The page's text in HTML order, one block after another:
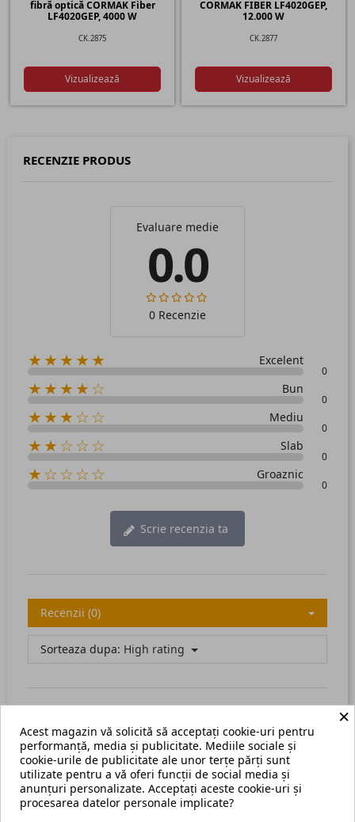
fibră optică CORMAK Fiber
LF4020GEP, 4000 W
CK.2875
Vizualizează
CORMAK FIBER LF4020GEP,
12.000 W
CK.2877
Vizualizează
RECENZIE PRODUS
Evaluare medie
0.0
0 Recenzie
★★★★★ Excelent
0
★★★★☆ Bun
0
★★★☆☆ Mediu
0
★★☆☆☆ Slab
0
★☆☆☆☆ Groaznic
0
Scrie recenzia ta
Recenzii (0)
Sorteaza dupa: High rating
There are no available reviews.Scrie recenzia ta.
×
Acest magazin vă solicită să acceptați cookie-uri pentru
performanță, media și publicitate. Mediile sociale și
cookie-urile de publicitate ale unor terțe părți sunt
utilizate pentru a vă oferi funcții de social media și
anunțuri personalizate. Acceptați aceste cookie-uri și
procesarea datelor personale implicate?